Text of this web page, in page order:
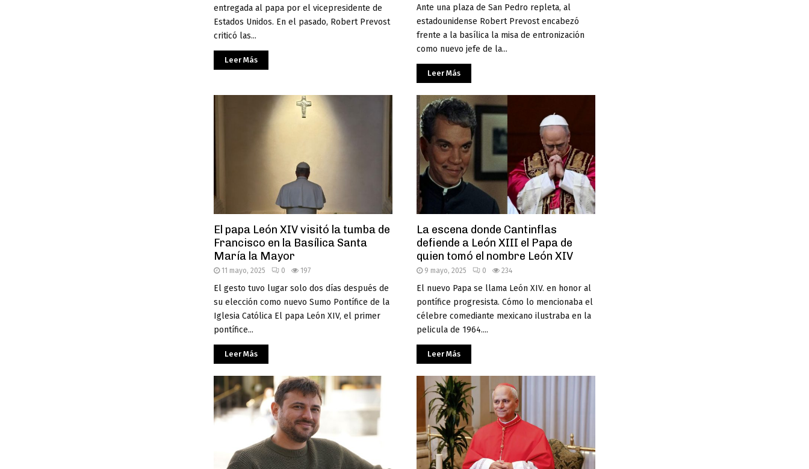
entregada al papa por el vicepresidente de
Estados Unidos. En el pasado, Robert Prevost
criticó las...
Leer Más
Ante una plaza de San Pedro repleta, al
estadounidense Robert Prevost encabezó
frente a la basílica la misa de entronización
como nuevo jefe de la...
Leer Más
El papa León XIV visitó la tumba de
Francisco en la Basílica Santa
María la Mayor
11 mayo, 2025 0 197
El gesto tuvo lugar solo dos días después de
su elección como nuevo Sumo Pontífice de la
Iglesia Católica El papa León XIV, el primer
pontífice...
Leer Más
La escena donde Cantinflas
defiende a León XIII el Papa de
quien tomó el nombre León XIV
9 mayo, 2025 0 234
El nuevo Papa se llama León XIV. en honor al
pontífice progresista. Cómo lo mencionaba el
célebre comediante mexicano ilustraba en la
pelicula de 1964....
Leer Más